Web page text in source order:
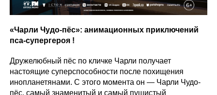
«Чарли Чудо-пёс»: анимационных приключений
пса-супергероя !
Дружелюбный пёс по кличке Чарли получает
настоящие суперспособности после похищения
инопланетянами. С этого момента он — Чарли Чудо-
пёс, самый знаменитый и самый пушистый